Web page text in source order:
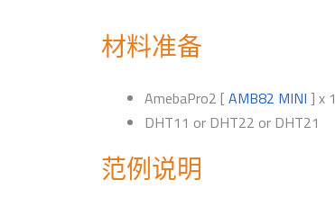
材料准备
AmebaPro2 [ AMB82 MINI ] x 1
DHT11 or DHT22 or DHT21
范例说明